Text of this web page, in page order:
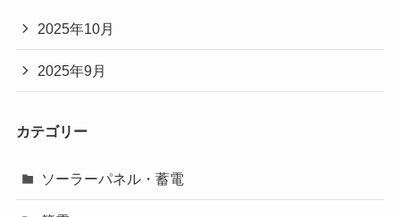
2025年10月
2025年9月
カテゴリー
ソーラーパネル・蓄電